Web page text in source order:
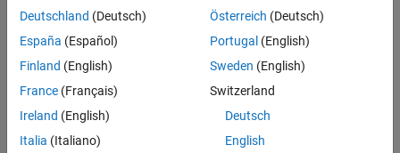
AReviewperspective to review results from your web
browser.
Categories
Export results from the
Polyspace Accessweb interface
Generate Code Quality Metrics
Deutschland (Deutsch)
España (Español)
Finland (English)
France (Français)
Ireland (English)
Italia (Italiano)
Österreich (Deutsch)
Portugal (English)
Sweden (English)
Switzerland
Deutsch
English